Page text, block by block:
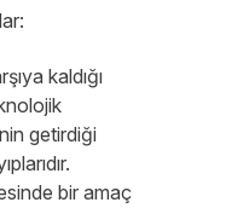
kaldığı
getirdiği
bir amaç